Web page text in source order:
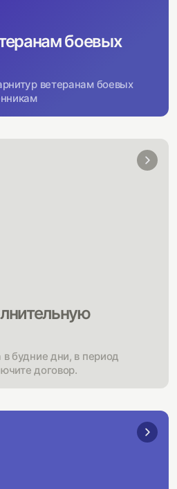
боевых
ветеранам боевых
будние дни, в период
договор.